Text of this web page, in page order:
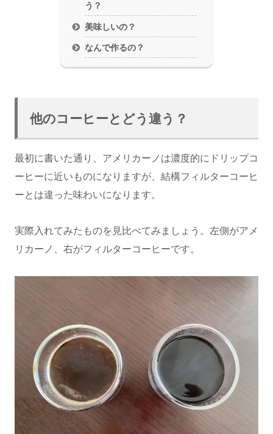
う？
美味しいの？
なんで作るの？
他のコーヒーとどう違う？
最初に書いた通り、アメリカーノは濃度的にドリップコ
ーヒーに近いものになりますが、結構フィルターコーヒ
ーとは違った味わいになります。
実際入れてみたものを見比べてみましょう。左側がアメ
リカーノ、右がフィルターコーヒーです。